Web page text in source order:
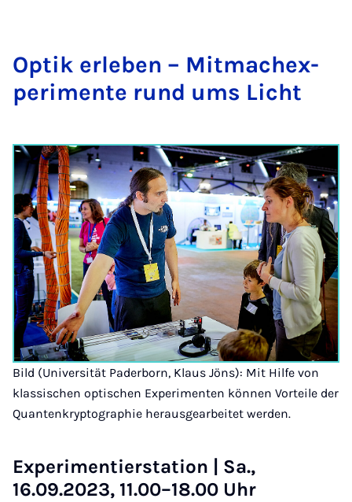
Op­tik er­le­ben – Mit­ma­ch­ex­
pe­ri­men­te rund ums Licht
Bild (Universität Paderborn, Klaus Jöns): Mit Hilfe von
klassischen optischen Experimenten können Vorteile der
Quantenkryptographie herausgearbeitet werden.
Experimentierstation | Sa.,
16.09.2023, 11.00–18.00 Uhr